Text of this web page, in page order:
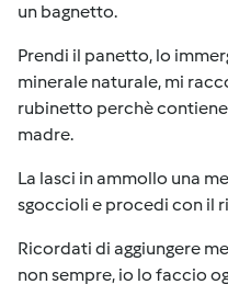
un bagnetto.
Prendi il panetto, lo
minerale naturale, mi
rubinetto perchè
madre.
La lasci in ammollo una
sgoccioli e procedi con il
Ricordati di aggiungere
non sempre, io lo faccio